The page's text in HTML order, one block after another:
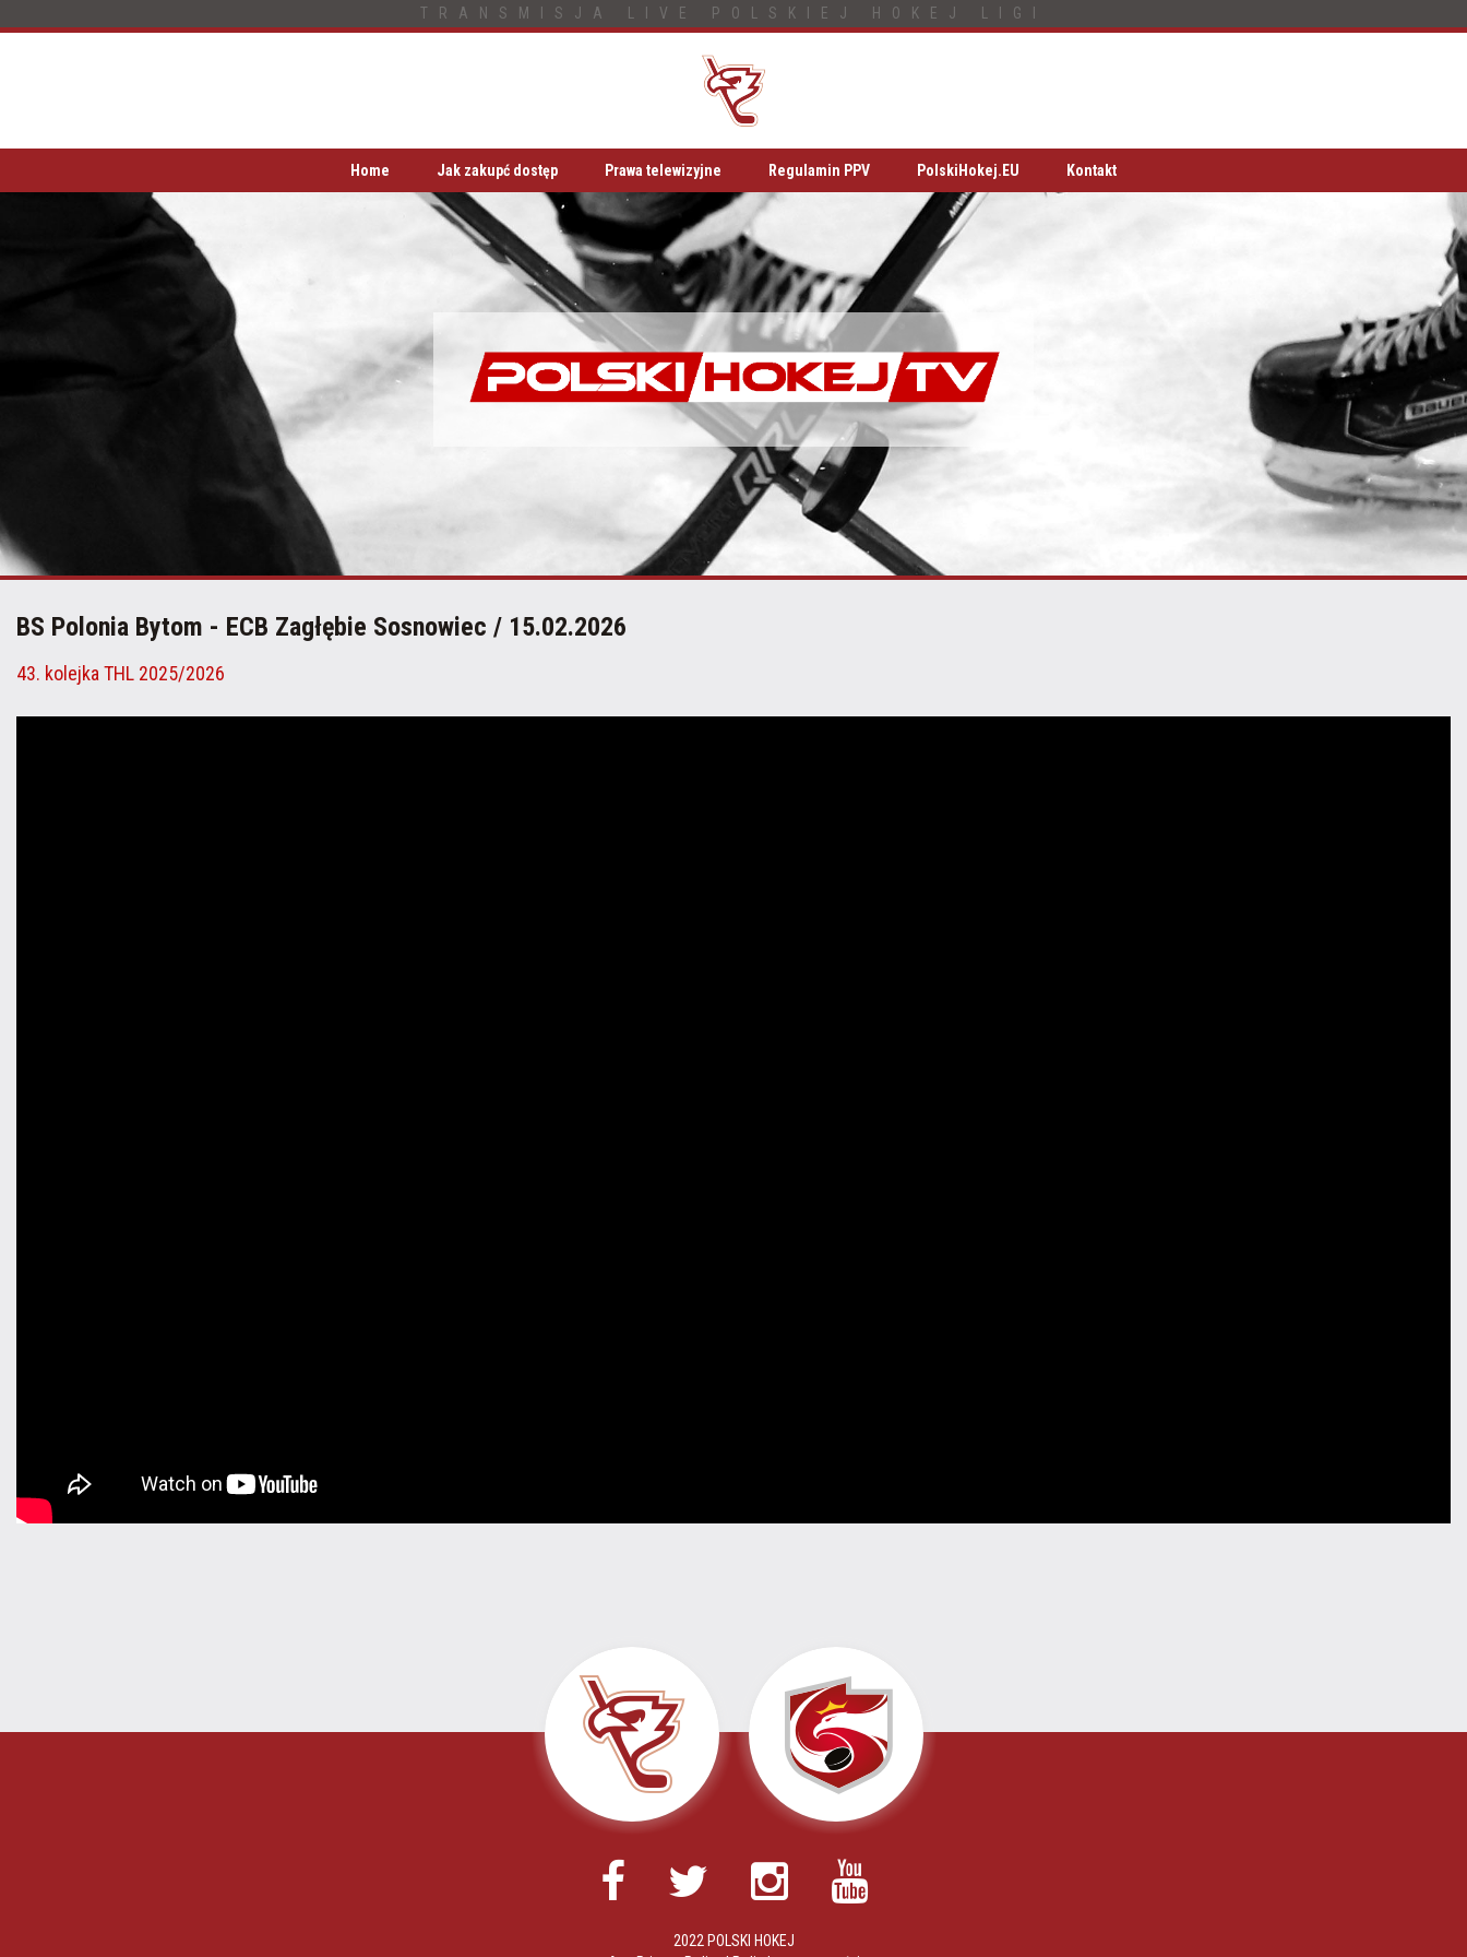
TRANSMISJA LIVE POLSKIEJ HOKEJ LIGI
Home Jak zakupć dostęp Prawa telewizyjne Regulamin PPV PolskiHokej.EU Kontakt
BS Polonia Bytom - ECB Zagłębie Sosnowiec / 15.02.2026
43. kolejka THL 2025/2026
2022 POLSKI HOKEJ